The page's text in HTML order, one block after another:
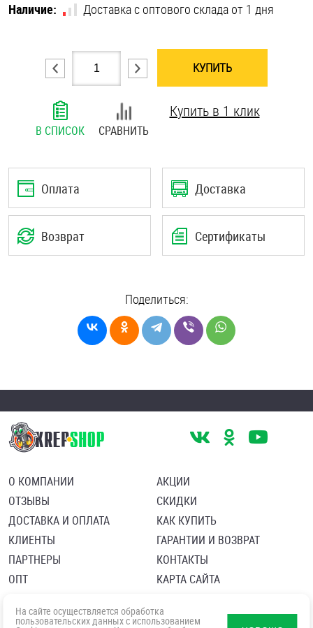
Шплинты
Штифты и пальцы
Наличие:
Доставка с оптового склада от 1 дня
КУПИТЬ
В СПИСОК СРАВНИТЬ
Купить в 1 клик
Оплата Доставка
Возврат Сертификаты
Поделиться:
О КОМПАНИИ
ОТЗЫВЫ
ДОСТАВКА И ОПЛАТА
КЛИЕНТЫ
ПАРТНЕРЫ
ОПТ
АКЦИИ
СКИДКИ
КАК КУПИТЬ
ГАРАНТИИ И ВОЗВРАТ
КОНТАКТЫ
КАРТА САЙТА
Политика в отношении обработки персональных данных
Согласие посетителя сайта на обработку персональных данны
На сайте осуществляется обработка
пользовательских данных с использованием